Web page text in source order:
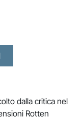
dalla critica nel
Rotten